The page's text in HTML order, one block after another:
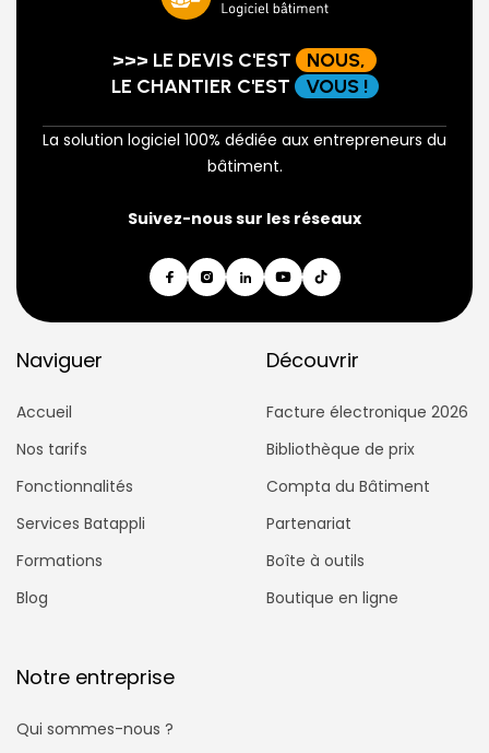
>>> LE DEVIS C'EST
NOUS,
LE CHANTIER C'EST
VOUS !
La solution logiciel 100% dédiée aux entrepreneurs du
bâtiment.
Suivez-nous sur les réseaux
Naviguer
Accueil
Nos tarifs
Fonctionnalités
Services Batappli
Formations
Blog
Découvrir
Facture électronique 2026
Bibliothèque de prix
Compta du Bâtiment
Partenariat
Boîte à outils
Boutique en ligne
Notre entreprise
Qui sommes-nous ?